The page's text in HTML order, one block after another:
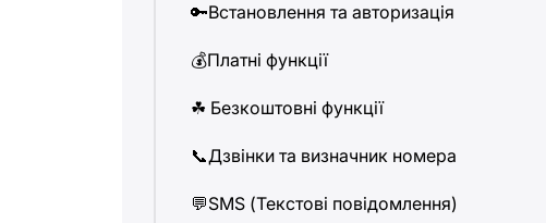
🔑Встановлення та авторизація
💰Платні функції
☘ ️ Безкоштовні функції
📞Дзвінки та визначник номера
💬SMS (Текстові повідомлення)